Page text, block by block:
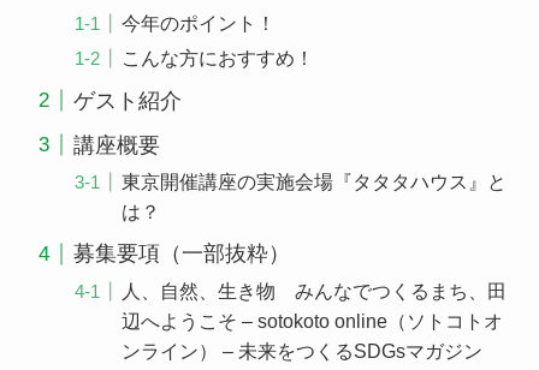
今年のポイント！
こんな方におすすめ！
ゲスト紹介
講座概要
東京開催講座の実施会場『タタタハウス』と
は？
募集要項（一部抜粋）
人、自然、生き物 みんなでつくるまち、田
辺へようこそ – sotokoto online（ソトコトオ
ンライン） – 未来をつくるSDGsマガジン